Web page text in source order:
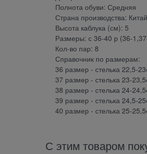
Полнота обуви: Средняя
Страна производства: Китай
Высота каблука (см): 5
Размеры: с 36-40 р (36-
Кол-во пар: 8
Справочник по размерам:
36 размер - стелька 22,5-
37 размер - стелька 23-
38 размер - стелька 24-
39 размер - стелька 24,5-
40 размер - стелька 25-
С этим товаром